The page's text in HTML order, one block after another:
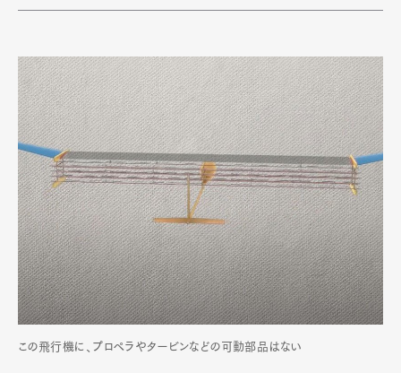
この飛行機に、プロペラやタービンなどの可動部品はない